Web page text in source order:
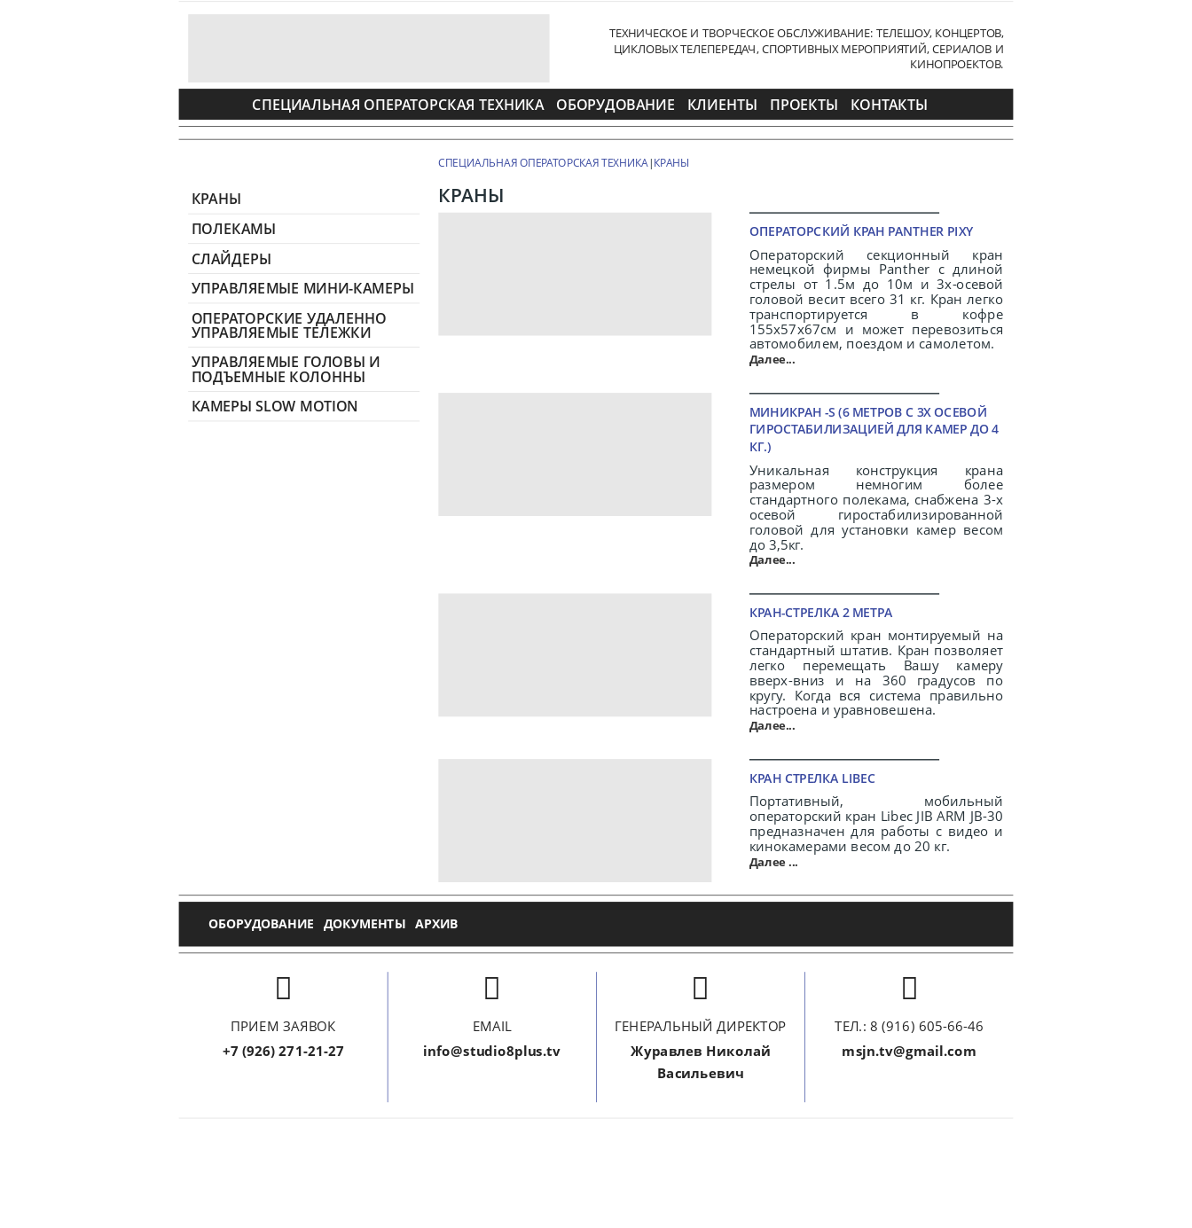
ТЕХНИЧЕСКОЕ И ТВОРЧЕСКОЕ ОБСЛУЖИВАНИЕ: ТЕЛЕШОУ, КОНЦЕРТОВ,
ЦИКЛОВЫХ ТЕЛЕПЕРЕДАЧ, СПОРТИВНЫХ МЕРОПРИЯТИЙ, СЕРИАЛОВ И
КИНОПРОЕКТОВ.
СПЕЦИАЛЬНАЯ ОПЕРАТОРСКАЯ ТЕХНИКА ОБОРУДОВАНИЕ КЛИЕНТЫ ПРОЕКТЫ КОНТАКТЫ
КРАНЫ
ПОЛЕКАМЫ
СЛАЙДЕРЫ
УПРАВЛЯЕМЫЕ МИНИ-КАМЕРЫ
ОПЕРАТОРСКИЕ УДАЛЕННО
УПРАВЛЯЕМЫЕ ТЕЛЕЖКИ
УПРАВЛЯЕМЫЕ ГОЛОВЫ И
ПОДЪЕМНЫЕ КОЛОННЫ
КАМЕРЫ SLOW MOTION
СПЕЦИАЛЬНАЯ ОПЕРАТОРСКАЯ ТЕХНИКА|КРАНЫ
КРАНЫ
ОПЕРАТОРСКИЙ КРАН PANTHER PIXY
Операторский секционный кран
немецкой фирмы Panther c длиной
стрелы от 1.5м до 10м и 3х-осевой
головой весит всего 31 кг. Кран легко
транспортируется в кофре
155х57х67см и может перевозиться
автомобилем, поездом и самолетом.
Далее...
МИНИКРАН -S (6 МЕТРОВ С 3Х ОСЕВОЙ
ГИРОСТАБИЛИЗАЦИЕЙ ДЛЯ КАМЕР ДО 4
КГ.)
Уникальная конструкция крана
размером немногим более
стандартного полекама, снабжена 3-х
осевой гиростабилизированной
головой для установки камер весом
до 3,5кг.
Далее...
КРАН-СТРЕЛКА 2 МЕТРА
Операторский кран монтируемый на
стандартный штатив. Кран позволяет
легко перемещать Вашу камеру
вверх-вниз и на 360 градусов по
кругу. Когда вся система правильно
настроена и уравновешена.
Далее...
КРАН СТРЕЛКА LIBEC
Портативный, мобильный
операторский кран Libec JIB ARM JB-30
предназначен для работы с видео и
кинокамерами весом до 20 кг.
Далее ...
ОБОРУДОВАНИЕ ДОКУМЕНТЫ АРХИВ
ПРИЕМ ЗАЯВОК
+7 (926) 271-21-27
EMAIL
info@studio8plus.tv
ГЕНЕРАЛЬНЫЙ ДИРЕКТОР
Журавлев Николай
Васильевич
ТЕЛ.: 8 (916) 605-66-46
msjn.tv@gmail.com